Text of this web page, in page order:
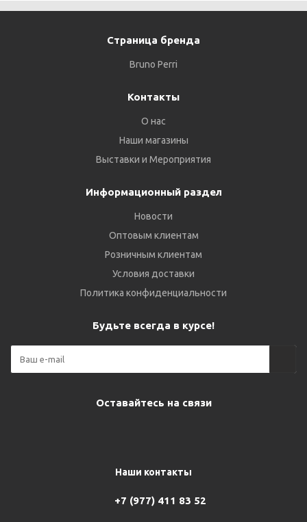
Страница бренда
Bruno Perri
Контакты
О нас
Наши магазины
Выставки и Мероприятия
Информационный раздел
Новости
Оптовым клиентам
Розничным клиентам
Условия доставки
Политика конфиденциальности
Будьте всегда в курсе!
Оставайтесь на связи
Наши контакты
+7 (977) 411 83 52